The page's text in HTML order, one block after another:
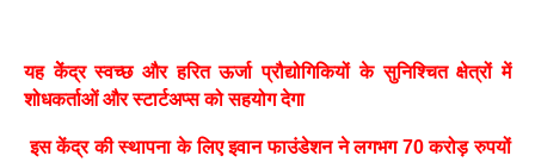
यह केेंद्र स्वच्छ और हरित ऊर्जा प्रौद्योगिकियों के सुनिश्चित क्षेत्रों में
शोधकर्ताओं और स्टार्टअप्स को सहयोग देगा
इस केंद्र की स्थापना के लिए इवान फाउंडेशन ने लगभग 70 करोड़ रुपयों